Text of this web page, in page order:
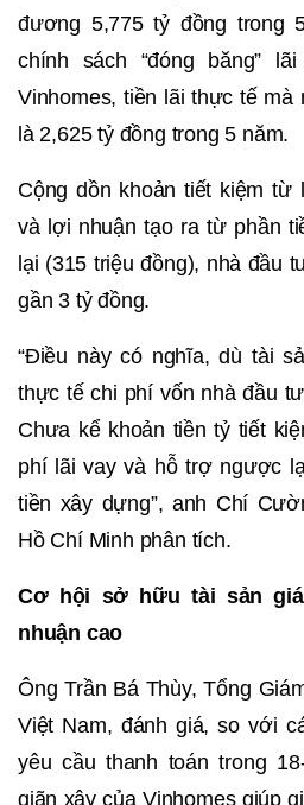
đương 5,775 tỷ đồng trong
chính sách “đóng băng”
Vinhomes, tiền lãi thực tế mà
là 2,625 tỷ đồng trong 5 năm.
Cộng dồn khoản tiết kiệm từ
và lợi nhuận tạo ra từ phần
lại (315 triệu đồng), nhà đầu
gần 3 tỷ đồng.
“Điều này có nghĩa, dù tài
thực tế chi phí vốn nhà đầu
Chưa kể khoản tiền tỷ tiết
phí lãi vay và hỗ trợ ngược
tiền xây dựng”, anh Chí
Hồ Chí Minh phân tích.
Cơ hội sở hữu tài sản
nhuận cao
Ông Trần Bá Thùy, Tổng
Việt Nam, đánh giá, so với
yêu cầu thanh toán trong
giãn xây của Vinhomes giúp